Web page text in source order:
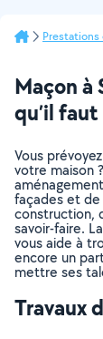
Prestations
Maçon à
qu’il
Vous
votre maison
façades et de
construction,
savoir-faire.
vous aide à
encore un
mettre ses
Travaux